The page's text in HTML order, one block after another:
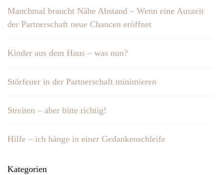
Manchmal braucht Nähe Abstand – Wenn eine Auszeit
der Partnerschaft neue Chancen eröffnet
Kinder aus dem Haus – was nun?
Störfeuer in der Partnerschaft minimieren
Streiten – aber bitte richtig!
Hilfe – ich hänge in einer Gedankenschleife
Kategorien